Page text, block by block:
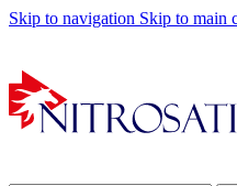
Skip to navigation Skip to main